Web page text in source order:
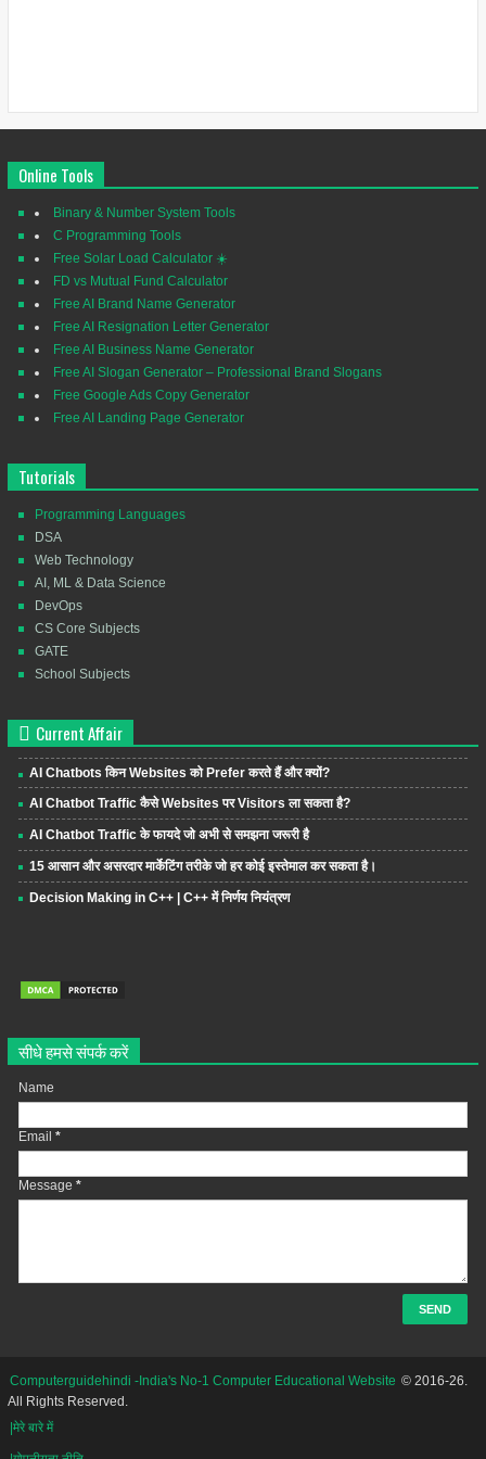
Online Tools
Binary & Number System Tools
C Programming Tools
Free Solar Load Calculator ☀️
FD vs Mutual Fund Calculator
Free AI Brand Name Generator
Free AI Resignation Letter Generator
Free AI Business Name Generator
Free AI Slogan Generator – Professional Brand Slogans
Free Google Ads Copy Generator
Free AI Landing Page Generator
Tutorials
Programming Languages
DSA
Web Technology
AI, ML & Data Science
DevOps
CS Core Subjects
GATE
School Subjects
Current Affair
AI Chatbots किन Websites को Prefer करते हैं और क्यों?
AI Chatbot Traffic कैसे Websites पर Visitors ला सकता है?
AI Chatbot Traffic के फायदे जो अभी से समझना जरूरी है
15 आसान और असरदार मार्केटिंग तरीके जो हर कोई इस्तेमाल कर सकता है।
Decision Making in C++ | C++ में निर्णय नियंत्रण
सीधे हमसे संपर्क करें
Name
Email *
Message *
Computerguidehindi -India's No-1 Computer Educational Website © 2016-26.
All Rights Reserved.
|मेरे बारे में